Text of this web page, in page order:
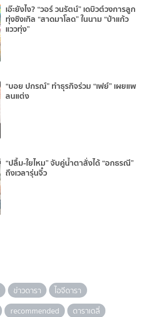
เอ๊ะยังไง? “วอร์ วนรัตน์” เดบิวต์วงการลูก
ทุ่งซิงเกิล “สาดมาโลด” ในนาม “ป่าแก้ว
แววทุ่ง”
“บอย ปกรณ์” ทำธุรกิจร่วม “เฟย์” เผยแพ
ลนแต่ง
“ปลื้ม-ใยไหม” จับคู่น้ำตาสั่งได้ “อกธรณี”
ถึงเวลารุ่นจิ๋ว
ข่าวดารา
ไอจีดารา
recommended
ดาราเดลี่